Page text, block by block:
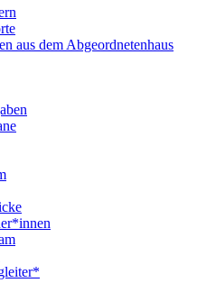
aus dem Abgeordnetenhaus